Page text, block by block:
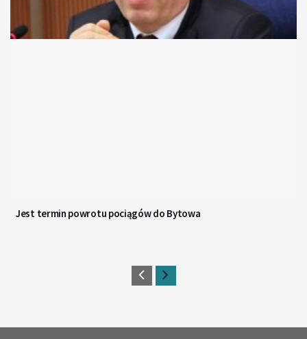
Jest termin powrotu pociągów do Bytowa